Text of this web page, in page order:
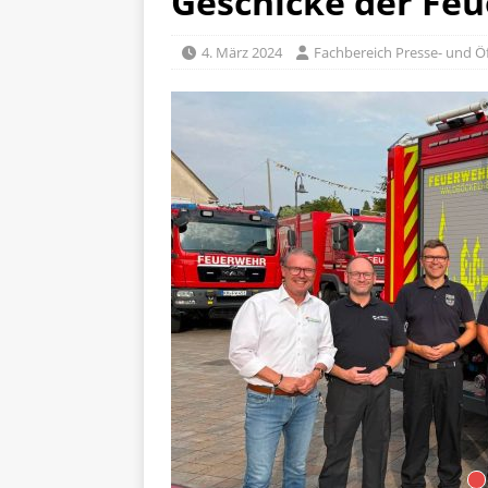
4. März 2024 Fachbereich Presse- und